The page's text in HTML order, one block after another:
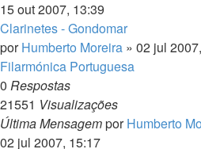
15 out 2007, 13:39
Clarinetes - Gondomar
porHumberto Moreira » 02 jul
Filarmónica Portuguesa
0 Respostas
21551 Visualizações
Última MensagemporHumberto
02 jul 2007, 15:17